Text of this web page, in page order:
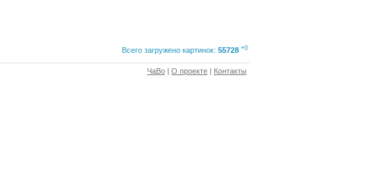
Всего загружено картинок: 55728 +0
ЧаВо | О проекте | Контакты